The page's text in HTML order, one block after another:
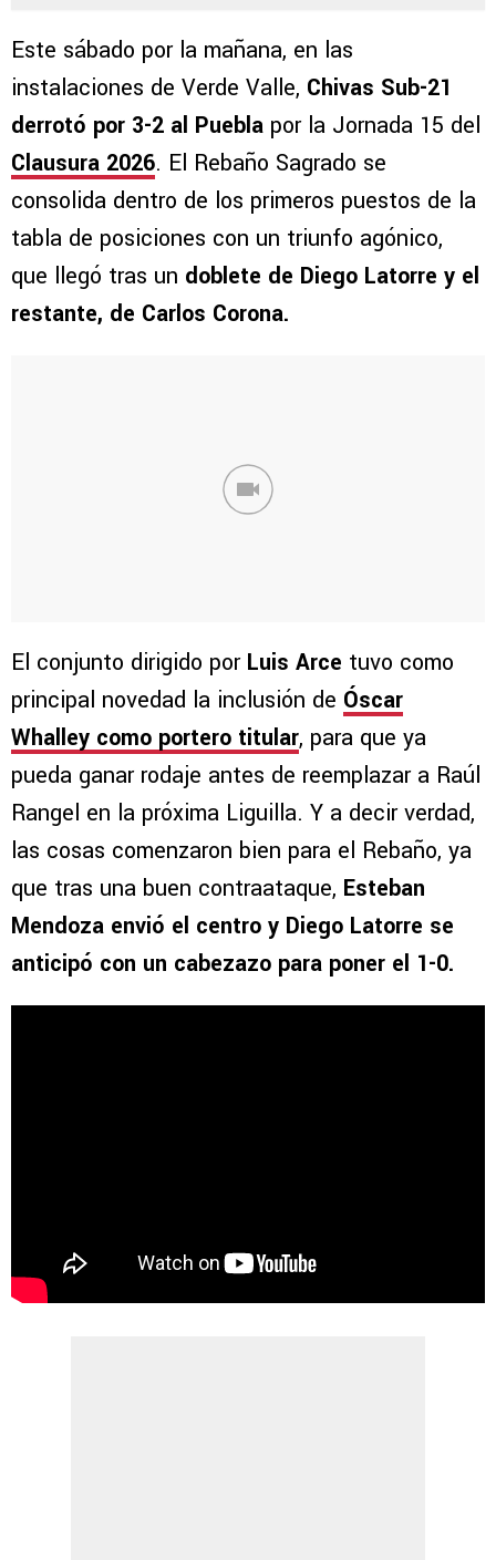
Este sábado por la mañana, en las
instalaciones de Verde Valle, Chivas Sub-21
derrotó por 3-2 al Puebla por la Jornada 15 del
Clausura 2026. El Rebaño Sagrado se
consolida dentro de los primeros puestos de la
tabla de posiciones con un triunfo agónico,
que llegó tras un doblete de Diego Latorre y el
restante, de Carlos Corona.
El conjunto dirigido por Luis Arce tuvo como
principal novedad la inclusión de Óscar
Whalley como portero titular, para que ya
pueda ganar rodaje antes de reemplazar a Raúl
Rangel en la próxima Liguilla. Y a decir verdad,
las cosas comenzaron bien para el Rebaño, ya
que tras una buen contraataque, Esteban
Mendoza envió el centro y Diego Latorre se
anticipó con un cabezazo para poner el 1-0.